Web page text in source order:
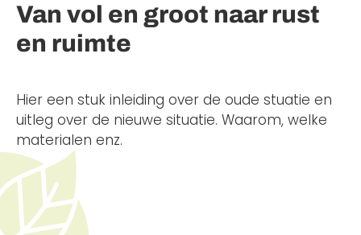
Van vol en groot naar rust
en ruimte
Hier een stuk inleiding over de oude stuatie en
uitleg over de nieuwe situatie. Waarom, welke
materialen enz.